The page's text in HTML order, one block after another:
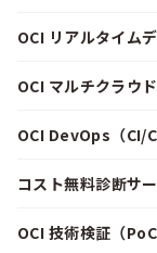
OCI リアルタイム
OCI マルチクラウ
OCI DevOps（CI/
コスト無料診断サ
OCI 技術検証（